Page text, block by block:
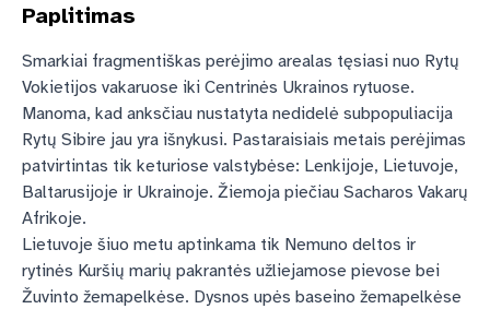
Paplitimas
Smarkiai fragmentiškas perėjimo arealas tęsiasi nuo Rytų
Vokietijos vakaruose iki Centrinės Ukrainos rytuose.
Manoma, kad anksčiau nustatyta nedidelė subpopuliacija
Rytų Sibire jau yra išnykusi. Pastaraisiais metais perėjimas
patvirtintas tik keturiose valstybėse: Lenkijoje, Lietuvoje,
Baltarusijoje ir Ukrainoje. Žiemoja piečiau Sacharos Vakarų
Afrikoje.
Lietuvoje šiuo metu aptinkama tik Nemuno deltos ir
rytinės Kuršių marių pakrantės užliejamose pievose bei
Žuvinto žemapelkėse. Dysnos upės baseino žemapelkėse